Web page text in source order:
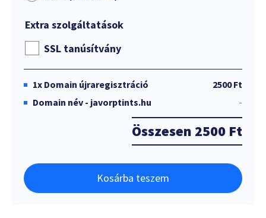
Extra szolgáltatások
SSL tanúsítvány
1x Domain újraregisztráció
2500 Ft
Domain név - javorptints.hu
-
Összesen 2500 Ft
Kosárba teszem